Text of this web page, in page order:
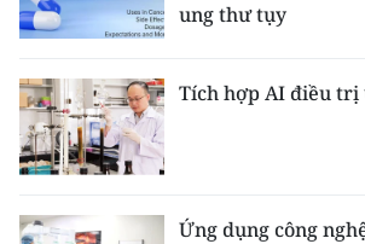
MÔI TRƯỜNG
BẠN ĐỌC
KIỂM CHỨNG THÔNG TIN
ung thư tụy
Tích hợp AI điều trị
Ứng dụng công